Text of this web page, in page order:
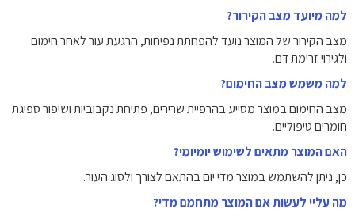
למה מיועד מצב הקירור?
מצב הקירור של המוצר נועד להפחתת נפיחות, הרגעת עור לאחר חימום
ולגירוי זרימת דם.
למה משמש מצב החימום?
מצב החימום במוצר מסייע בהרפיית שרירים, פתיחת נקבוביות ושיפור ספיגת
חומרים טיפוליים.
האם המוצר מתאים לשימוש יומיומי?
כן, ניתן להשתמש במוצר מדי יום בהתאם לצורך ולסוג העור.
מה עליי לעשות אם המוצר מתחמם מדי?